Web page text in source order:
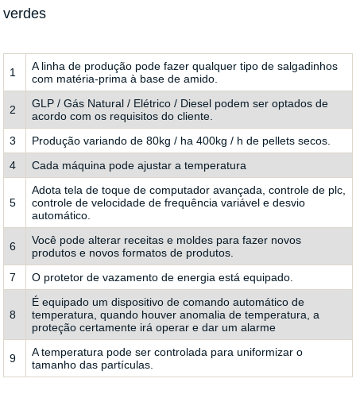
verdes
1
A linha de produção pode fazer qualquer tipo de salgadinhos
com matéria-prima à base de amido.
2
GLP / Gás Natural / Elétrico / Diesel podem ser optados de
acordo com os requisitos do cliente.
3
Produção variando de 80kg / ha 400kg / h de pellets secos.
4
Cada máquina pode ajustar a temperatura
5
Adota tela de toque de computador avançada, controle de plc,
controle de velocidade de frequência variável e desvio
automático.
6
Você pode alterar receitas e moldes para fazer novos
produtos e novos formatos de produtos.
7
O protetor de vazamento de energia está equipado.
8
É equipado um dispositivo de comando automático de
temperatura, quando houver anomalia de temperatura, a
proteção certamente irá operar e dar um alarme
9
A temperatura pode ser controlada para uniformizar o
tamanho das partículas.